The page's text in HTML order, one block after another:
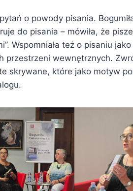
o powody pisania.
do pisania – mówiła, że
Wspomniała też o pisaniu
przestrzeni wewnętrznych.
skrywane, które jako motyw